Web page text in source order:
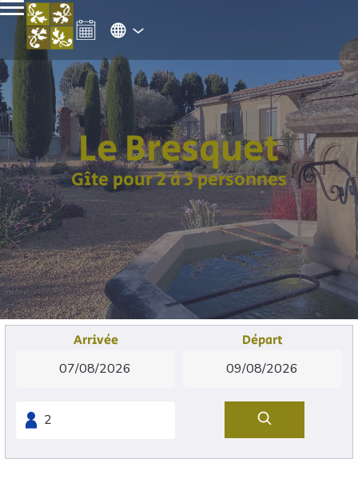
Le Bresquet
Gîte pour 2 à 3 personnes
Arrivée Départ